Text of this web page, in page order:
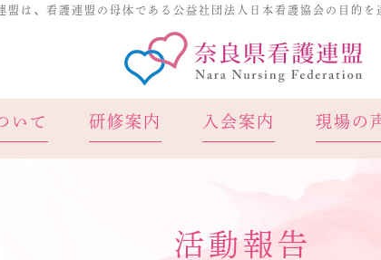
盟は、看護連盟の母体である公益社団法人日本看護協会の目的を
いて 研修案内 入会案内 現場の
活動報告